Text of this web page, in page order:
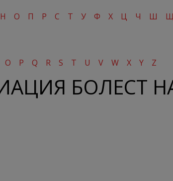
Н О П Р С Т У Ф Х Ц Ч Ш Щ
O P Q R S T U V W X Y Z
БОЛЕСТ